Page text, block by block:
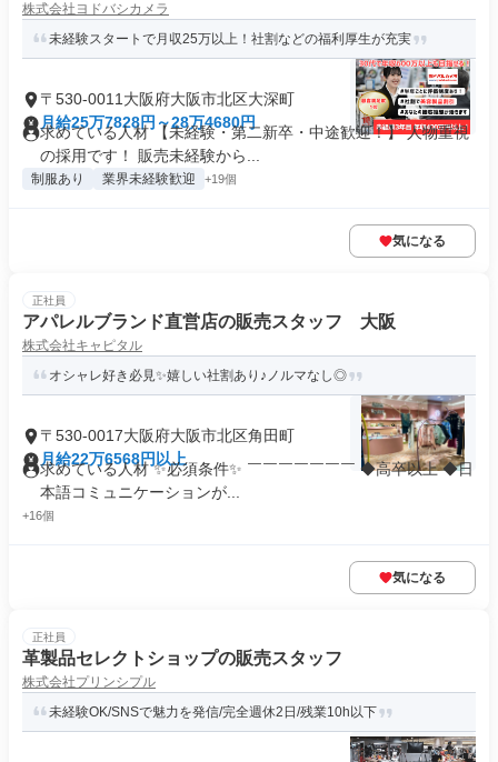
株式会社ヨドバシカメラ
未経験スタートで月収25万以上！社割などの福利厚生が充実
〒530-0011大阪府大阪市北区大深町
月給25万7828円～28万4680円
求めている人材 【未経験・第二新卒・中途歓迎！】 人物重視
の採用です！ 販売未経験から...
制服あり 業界未経験歓迎 +19個
気になる
正社員
アパレルブランド直営店の販売スタッフ 大阪
株式会社キャピタル
オシャレ好き必見✨嬉しい社割あり♪ノルマなし◎
〒530-0017大阪府大阪市北区角田町
月給22万6568円以上
求めている人材 ✨必須条件✨ ￣￣￣￣￣￣￣ ◆高卒以上 ◆日
本語コミュニケーションが...
+16個
気になる
正社員
革製品セレクトショップの販売スタッフ
株式会社プリンシプル
未経験OK/SNSで魅力を発信/完全週休2日/残業10h以下